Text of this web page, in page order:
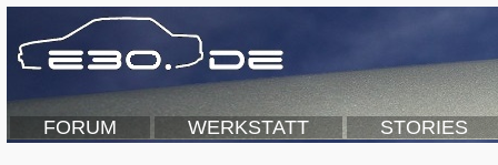
FORUM WERKSTATT STORIES